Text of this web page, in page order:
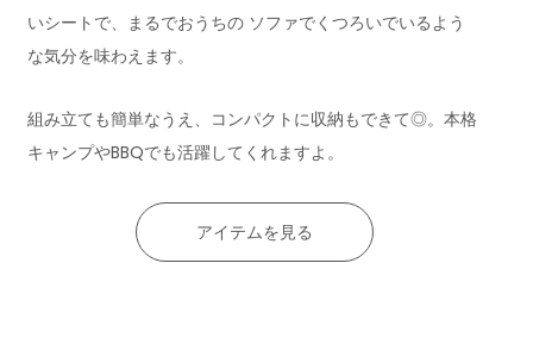
いシートで、まるでおうちの ソファでくつろいでいるよう
な気分を味わえます。
組み立ても簡単なうえ、コンパクトに収納もできて◎。本格
キャンプやBBQでも活躍してくれますよ。
アイテムを見る